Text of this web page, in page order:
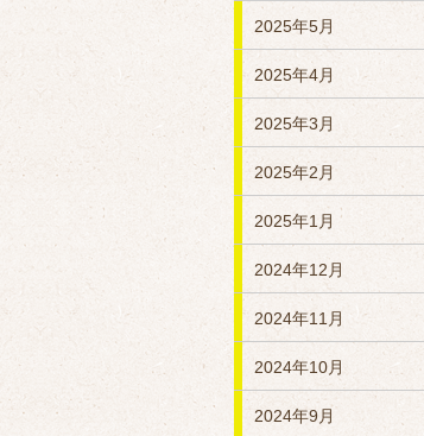
2025年5月
2025年4月
2025年3月
2025年2月
2025年1月
2024年12月
2024年11月
2024年10月
2024年9月